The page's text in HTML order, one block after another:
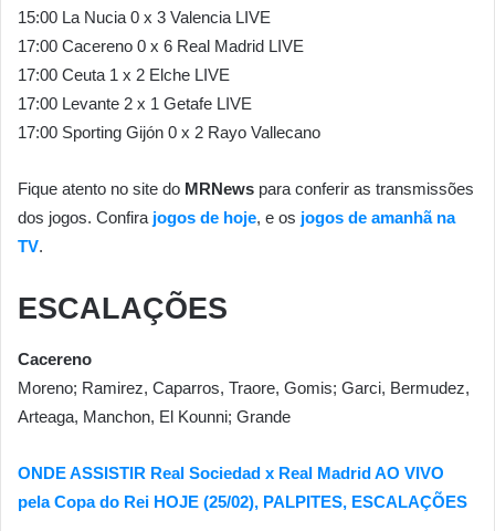
15:00 La Nucia 0 x 3 Valencia LIVE
17:00 Cacereno 0 x 6 Real Madrid LIVE
17:00 Ceuta 1 x 2 Elche LIVE
17:00 Levante 2 x 1 Getafe LIVE
17:00 Sporting Gijón 0 x 2 Rayo Vallecano
Fique atento no site do MRNews para conferir as transmissões
dos jogos. Confira jogos de hoje, e os jogos de amanhã na
TV.
ESCALAÇÕES
Cacereno
Moreno; Ramirez, Caparros, Traore, Gomis; Garci, Bermudez,
Arteaga, Manchon, El Kounni; Grande
ONDE ASSISTIR Real Sociedad x Real Madrid AO VIVO
pela Copa do Rei HOJE (25/02), PALPITES, ESCALAÇÕES